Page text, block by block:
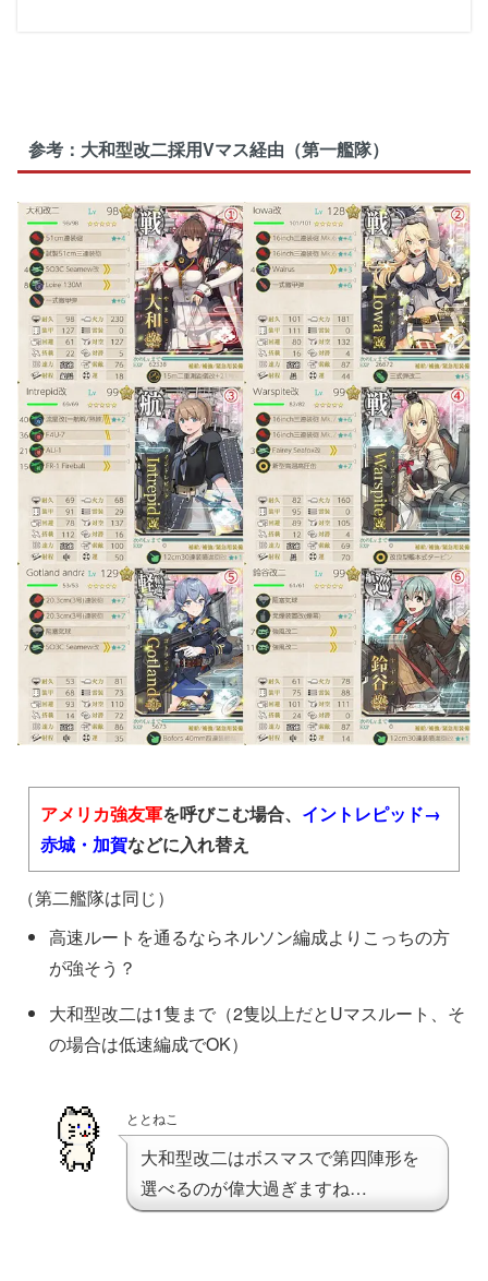
第二艦隊
※高速統一
ボス「欧州妹姫-壊」は装甲値が高めなので魚雷カッ
Vマスで煙幕使用します
潜水マス2回は対潜支援で対処
補正があるようなので可能な範囲で載せています
最上は夜戦連撃でそこそこのダメージを出せるよう
になっていますが、運改修しているなら素直に魚雷
参考：大和型改二採用Vマス経由（第一艦隊）
アメリカ強友軍を呼びこむ場合、 イントレピッド→
赤城・加賀などに入れ替え
（第二艦隊は同じ）
高速ルートを通るならネルソン編成よりこっちの方
が強そう？
大和型改二は1隻まで（2隻以上だとUマスルート、そ
の場合は低速編成でOK）
ととねこ
大和型改二はボスマスで第四陣形を
選べるのが偉大過ぎますね…